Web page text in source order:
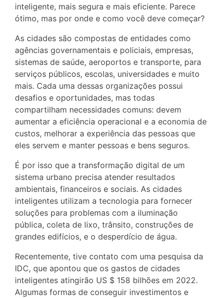
inteligente, mais segura e mais eficiente. Parece
ótimo, mas por onde e como você deve começar?
As cidades são compostas de entidades como
agências governamentais e policiais, empresas,
sistemas de saúde, aeroportos e transporte, para
serviços públicos, escolas, universidades e muito
mais. Cada uma dessas organizações possui
desafios e oportunidades, mas todas
compartilham necessidades comuns: devem
aumentar a eficiência operacional e a economia de
custos, melhorar a experiência das pessoas que
eles servem e manter pessoas e bens seguros.
É por isso que a transformação digital de um
sistema urbano precisa atender resultados
ambientais, financeiros e sociais. As cidades
inteligentes utilizam a tecnologia para fornecer
soluções para problemas com a iluminação
pública, coleta de lixo, trânsito, construções de
grandes edifícios, e o desperdício de água.
Recentemente, tive contato com uma pesquisa da
IDC, que apontou que os gastos de cidades
inteligentes atingirão US $ 158 bilhões em 2022.
Algumas formas de conseguir investimentos e